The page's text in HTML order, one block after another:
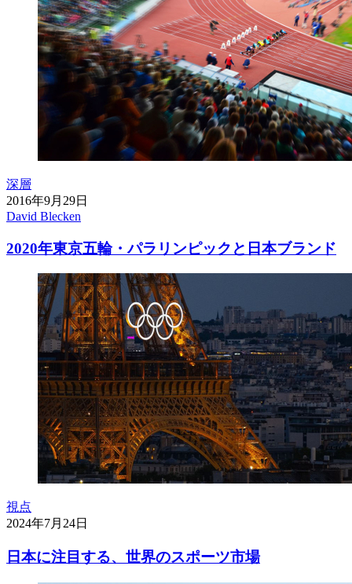
深層
2016年9月29日
David Blecken
2020年東京五輪・パラリンピックと日本ブランド
視点
2024年7月24日
日本に注目する、世界のスポーツ市場